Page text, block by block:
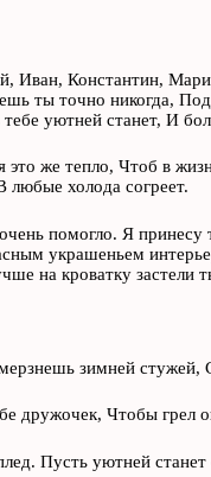
Иван, Константин,
ты точно никогда,
уютней станет, И
же тепло, Чтоб в
холода согреет.
помогло. Я
украшеньем
на кроватку застели
зимней
дружочек, Чтобы грел
Пусть уютней